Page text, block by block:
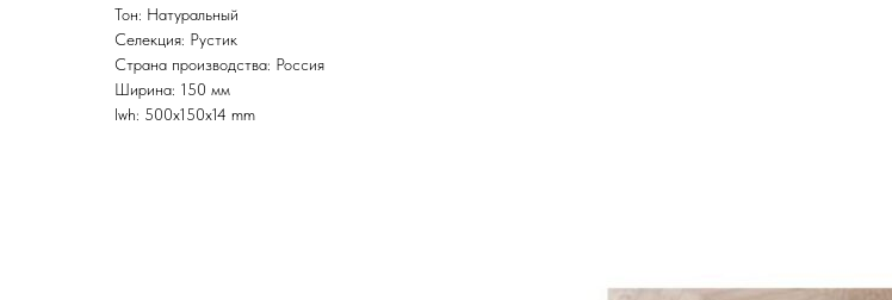
Тон: Натуральный
Селекция: Рустик
Страна производства: Россия
Ширина: 150 мм
lwh: 500x150x14 mm